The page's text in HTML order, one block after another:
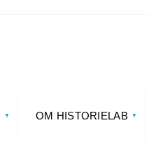
OM HISTORIELAB